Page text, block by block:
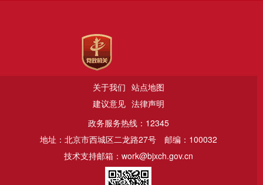
关于我们 站点地图
建议意见 法律声明
政务服务热线：12345
地址：北京市西城区二龙路27号
邮编：100032
技术支持邮箱：work@bjxch.gov.cn